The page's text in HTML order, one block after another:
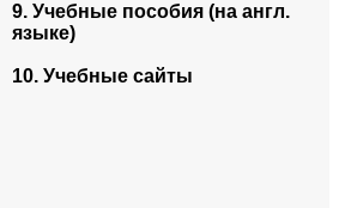
9. Учебные пособия (на англ.
языке)
10. Учебные сайты